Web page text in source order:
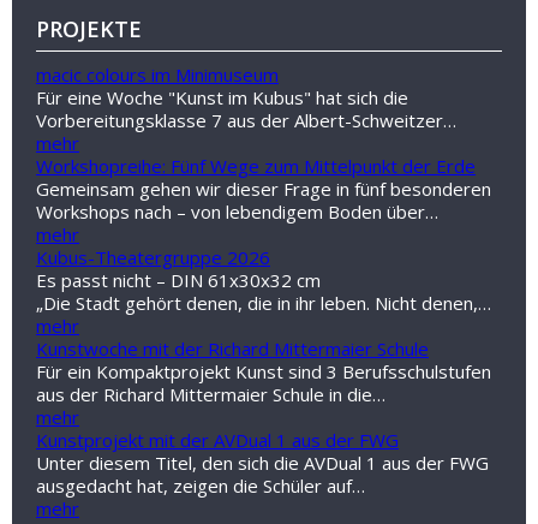
PROJEKTE
macic colours im Minimuseum
Für eine Woche "Kunst im Kubus" hat sich die
Vorbereitungsklasse 7 aus der Albert-Schweitzer…
mehr
Workshopreihe: Fünf Wege zum Mittelpunkt der Erde
Gemeinsam gehen wir dieser Frage in fünf besonderen
Workshops nach – von lebendigem Boden über…
mehr
Kubus-Theatergruppe 2026
Es passt nicht – DIN 61x30x32 cm
„Die Stadt gehört denen, die in ihr leben. Nicht denen,…
mehr
Kunstwoche mit der Richard Mittermaier Schule
Für ein Kompaktprojekt Kunst sind 3 Berufsschulstufen
aus der Richard Mittermaier Schule in die…
mehr
Kunstprojekt mit der AVDual 1 aus der FWG
Unter diesem Titel, den sich die AVDual 1 aus der FWG
ausgedacht hat, zeigen die Schüler auf…
mehr